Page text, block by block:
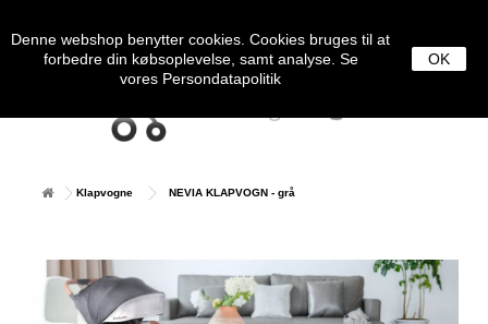
Klapvogne NEVIA KLAPVOGN - grå
Denne webshop benytter cookies. Cookies bruges til at
forbedre din købsoplevelse, samt analyse. Se
vores Persondatapolitik
OK